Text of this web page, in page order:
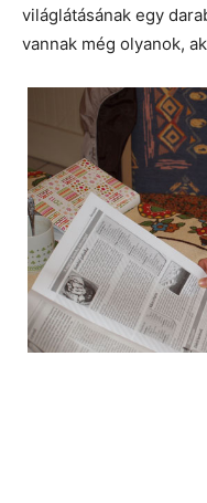
világlátásának egy
vannak még olyanok,